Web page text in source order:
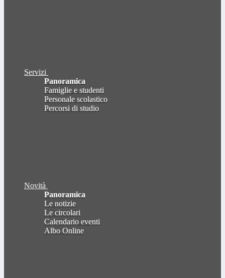
Servizi
Panoramica
Famiglie e studenti
Personale scolastico
Percorsi di studio
Novità
Panoramica
Le notizie
Le circolari
Calendario eventi
Albo Online